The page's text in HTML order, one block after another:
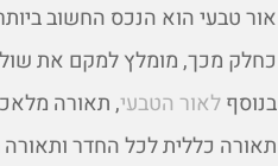
אור טבעי הוא הנכס החשוב
כחלק מכך, מומלץ למקם את
בנוסףלאור הטבעי, תאורה
תאורה כללית לכל החדר